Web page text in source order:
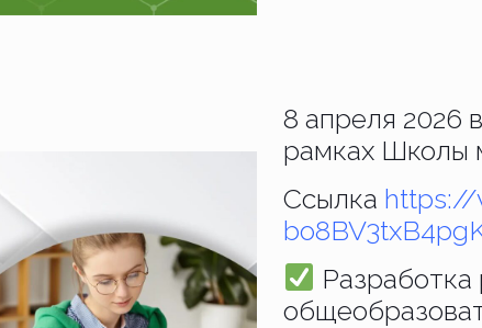
8 апреля 2026
рамках Школы
Ссылка